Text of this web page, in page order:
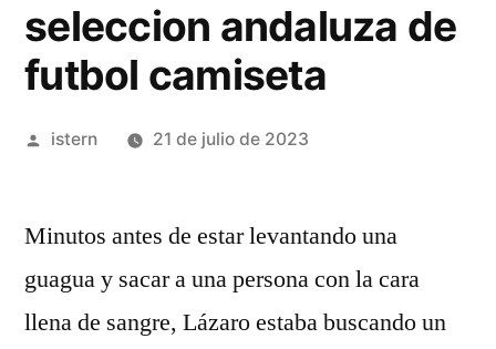
seleccion andaluza de
futbol camiseta
Publicado
istern 21 de julio de 2023
Minutos antes de estar levantando una
guagua y sacar a una persona con la cara
llena de sangre, Lázaro estaba buscando un